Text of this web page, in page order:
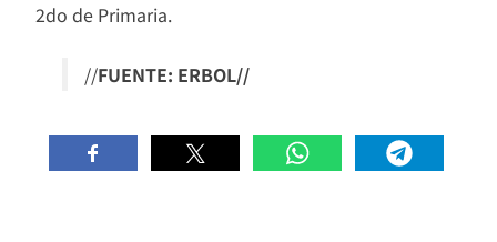
2do de Primaria.
//FUENTE: ERBOL//